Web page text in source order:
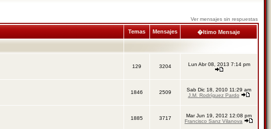
Ver mensajes sin respuestas
Temas Mensajes �ltimo Mensaje
129 3204 Lun Abr 08, 2013 7:14 pm
1846 2509
Sab Dic 18, 2010 11:29 am
J.M. Rodríguez Pardo
1885 3717
Mar Jun 19, 2012 12:08 pm
Francisco Sanz Vilanova